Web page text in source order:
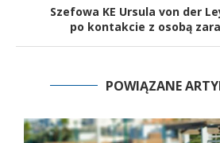
Szefowa KE Ursula von der
po kontakcie z osobą
POWIĄZANE